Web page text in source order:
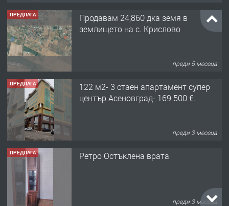
ПРЕДЛАГА
Продавам 24,860 дка земя в
землището на с. Крислово
преди 5 месеца
ПРЕДЛАГА
122 м2- 3 стаен апартамент супер
център Асеновград- 169 500 €.
преди 3 месеца
ПРЕДЛАГА Ретро Остъклена врата
преди 3 месеца